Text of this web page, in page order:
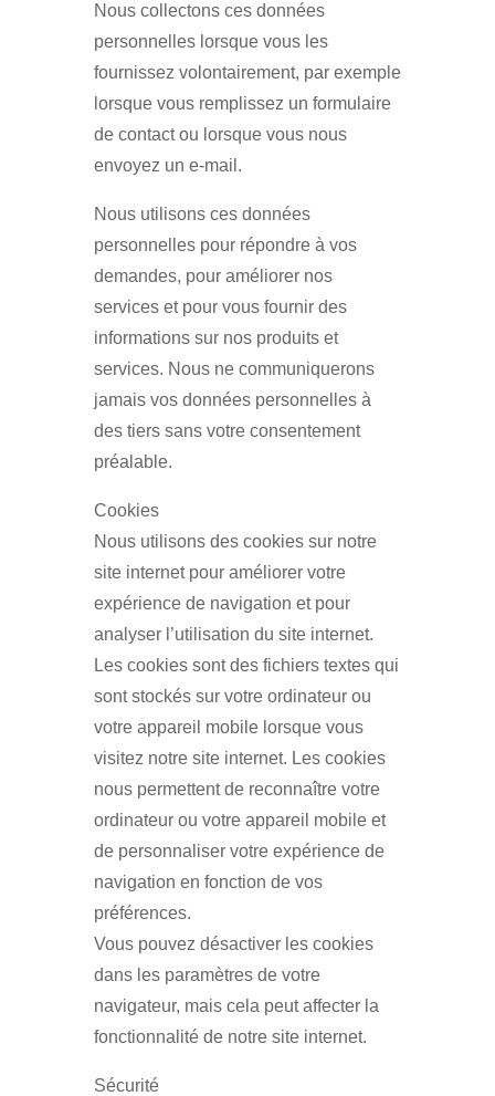
Nous collectons ces données
personnelles lorsque vous les
fournissez volontairement, par exemple
lorsque vous remplissez un formulaire
de contact ou lorsque vous nous
envoyez un e-mail.
Nous utilisons ces données
personnelles pour répondre à vos
demandes, pour améliorer nos
services et pour vous fournir des
informations sur nos produits et
services. Nous ne communiquerons
jamais vos données personnelles à
des tiers sans votre consentement
préalable.
Cookies
Nous utilisons des cookies sur notre
site internet pour améliorer votre
expérience de navigation et pour
analyser l’utilisation du site internet.
Les cookies sont des fichiers textes qui
sont stockés sur votre ordinateur ou
votre appareil mobile lorsque vous
visitez notre site internet. Les cookies
nous permettent de reconnaître votre
ordinateur ou votre appareil mobile et
de personnaliser votre expérience de
navigation en fonction de vos
préférences.
Vous pouvez désactiver les cookies
dans les paramètres de votre
navigateur, mais cela peut affecter la
fonctionnalité de notre site internet.
Sécurité